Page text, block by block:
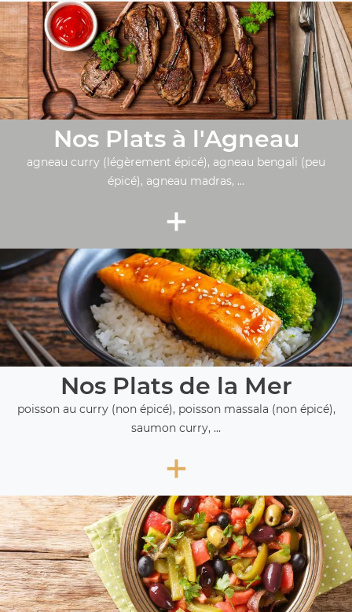
Nos Plats à l'Agneau
agneau curry (légèrement épicé), agneau bengali (peu
épicé), agneau madras, ...
+
Nos Plats de la Mer
poisson au curry (non épicé), poisson massala (non épicé),
saumon curry, ...
+